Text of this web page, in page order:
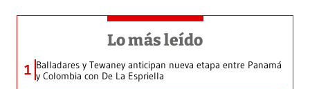
Lo más leído
1 Balladares y Tewaney anticipan nueva etapa entre Panamá
y Colombia con De La Espriella